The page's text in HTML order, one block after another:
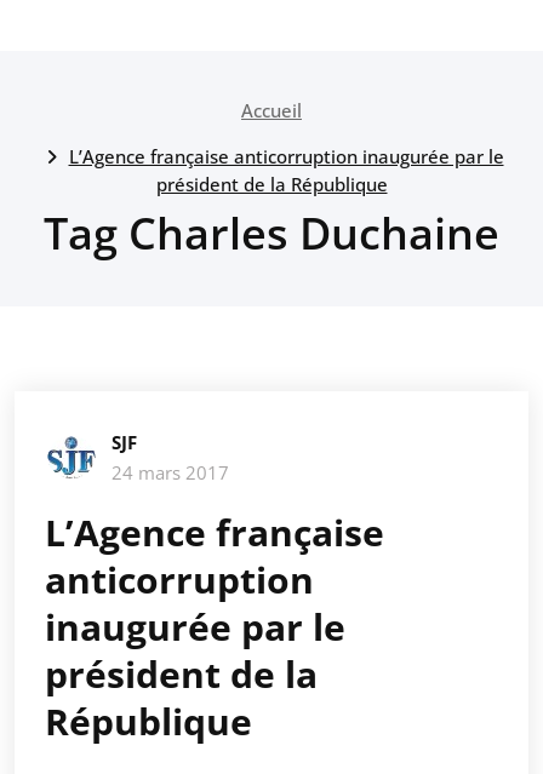
Accueil
L’Agence française anticorruption inaugurée par le
président de la République
Tag Charles Duchaine
SJF
24 mars 2017
L’Agence française
anticorruption
inaugurée par le
président de la
République